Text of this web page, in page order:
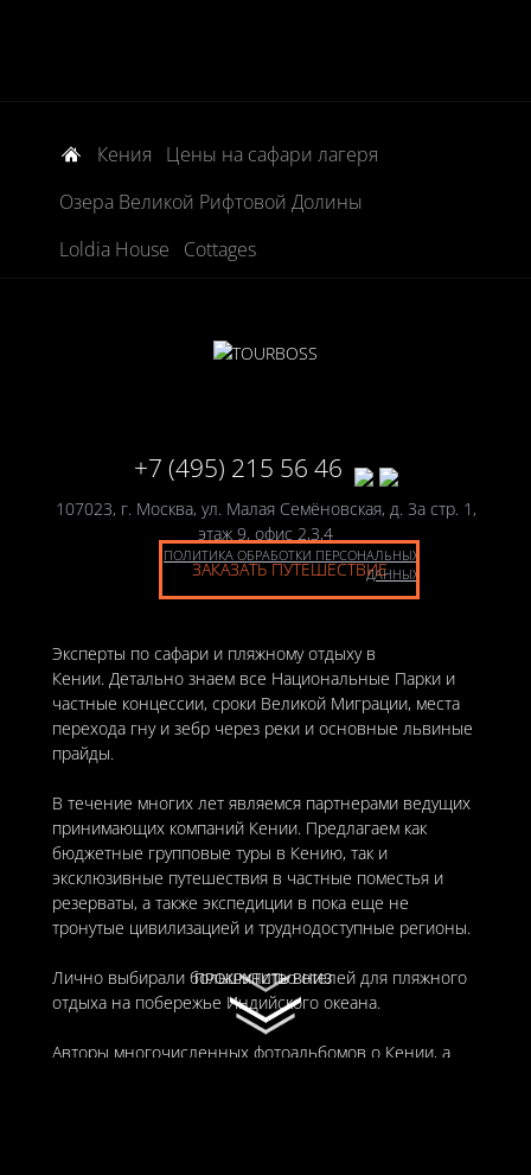
ПРОКРУТИТЬ ВНИЗ
ПРОКРУТИТЬ ВНИЗ
Кения
Цены на сафари лагеря
Озера Великой Рифтовой Долины
Loldia House
Cottages
+7 (495) 215 56 46
107023, г. Москва, ул. Малая Семёновская, д. 3а стр. 1,
этаж 9, офис 2,3,4
ПОЛИТИКА ОБРАБОТКИ ПЕРСОНАЛЬНЫХ
ДАННЫХ
ЗАКАЗАТЬ ПУТЕШЕСТВИЕ
Эксперты по сафари и пляжному отдыху в
Кении. Детально знаем все Национальные Парки и
частные концессии, сроки Великой Миграции, места
перехода гну и зебр через реки и основные львиные
прайды.
В течение многих лет являемся партнерами ведущих
принимающих компаний Кении. Предлагаем как
бюджетные групповые туры в Кению, так и
эксклюзивные путешествия в частные поместья и
резерваты, а также экспедиции в пока еще не
тронутые цивилизацией и труднодоступные регионы.
Лично выбирали большинство отелей для пляжного
отдыха на побережье Индийского океана.
Авторы многочисленных фотоальбомов о Кении, а